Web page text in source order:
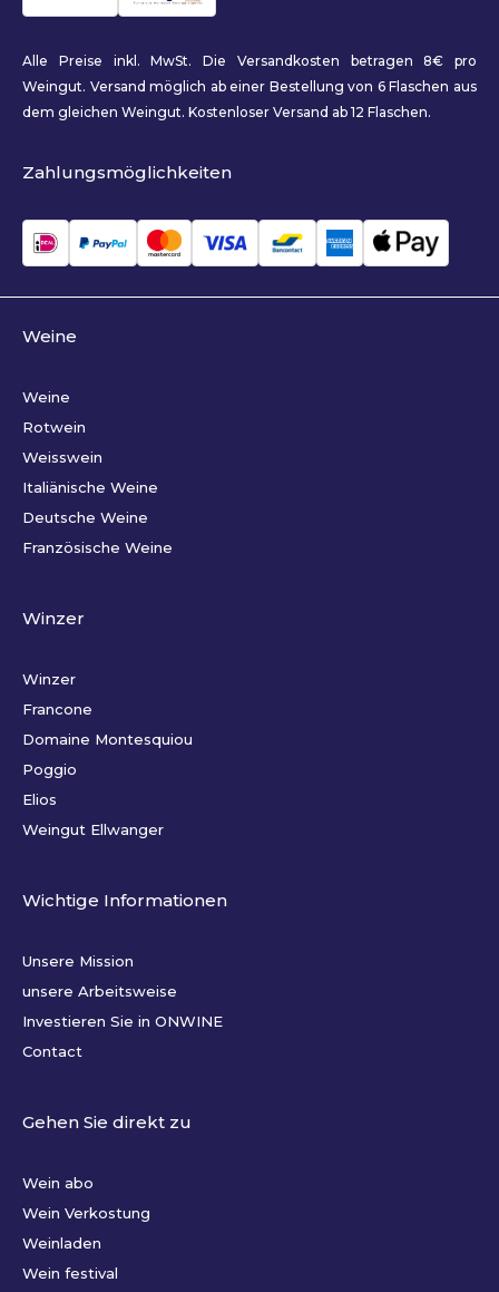
Alle Preise inkl. MwSt. Die Versandkosten betragen 8€ pro
Weingut. Versand möglich ab einer Bestellung von 6 Flaschen aus
dem gleichen Weingut. Kostenloser Versand ab 12 Flaschen.
Zahlungsmöglichkeiten
Weine
Weine
Rotwein
Weisswein
Italiänische Weine
Deutsche Weine
Französische Weine
Winzer
Winzer
Francone
Domaine Montesquiou
Poggio
Elios
Weingut Ellwanger
Wichtige Informationen
Unsere Mission
unsere Arbeitsweise
Investieren Sie in ONWINE
Contact
Gehen Sie direkt zu
Wein abo
Wein Verkostung
Weinladen
Wein festival